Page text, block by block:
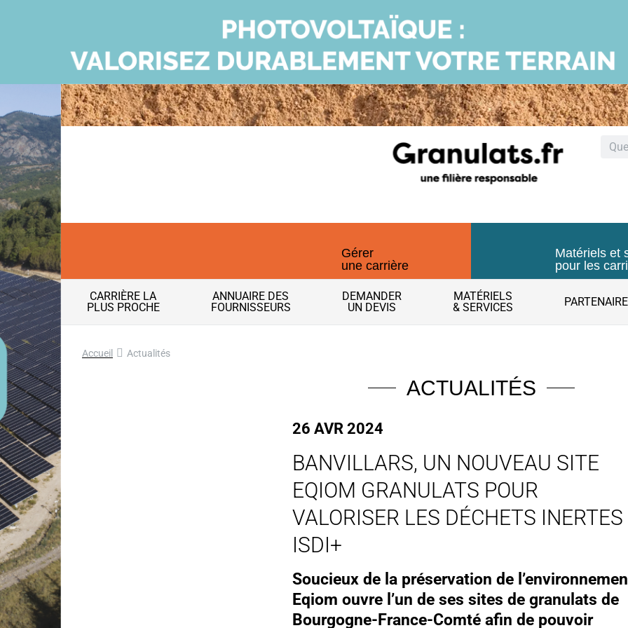
Gérer
une carrière
Matériels et
pour les
CARRIÈRE LA
PLUS PROCHE
ANNUAIRE DES
FOURNISSEURS
DEMANDER
UN DEVIS
MATÉRIELS
& SERVICES
Accueil Actualités
ACTUALITÉS
26 AVR 2024
BANVILLARS, UN NOUVEAU SITE
EQIOM GRANULATS POUR
VALORISER LES DÉCHETS INERTES
ISDI+
Soucieux de la préservation de
Eqiom ouvre l’un de ses sites de granulats de
Bourgogne-France-Comté afin de pouvoir